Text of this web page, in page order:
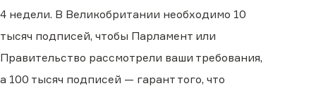
4 недели. В Великобритании необходимо 10
тысяч подписей, чтобы Парламент или
Правительство рассмотрели ваши требования,
а 100 тысяч подписей — гарант того, что